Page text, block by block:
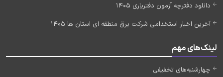
دانلود دفترچه آزمون دفتریاری 1405
آخرین اخبار استخدامی شرکت برق منطقه ای استان ها 1405
لینک‌های مهم
چهارشنبه‌های تخفیفی